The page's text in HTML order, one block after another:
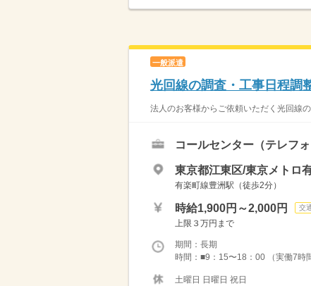
一般派遣
光回線の調査・工事日程調
法人のお客様からご依頼いただく光回線
コールセンター（テレフ
東京都江東区/東京メトロ
有楽町線豊洲駅（徒歩2分）
時給1,900円～2,000円 交
上限３万円まで
期間：長期
時間：■9：15〜18：00 （実働7時
土曜日 日曜日 祝日